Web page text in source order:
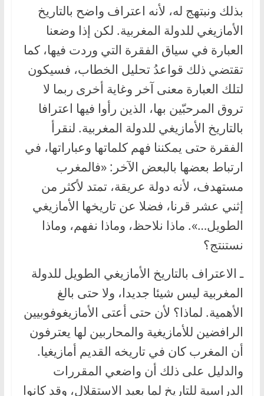
بذلك ونبتهج له، لأنه اعتراف واضح بالتاريخ
الأمازيغي للدولة المغربية. لكن إذا وضعنا
العبارة في سياق الفقرة التي وردت فيها، كما
تقتضي ذلك قواعدُ تحليل الخطاب، فسيكون
لتلك العبارة معنى آخر وغاية أخرى ربما لا
تروق المرحبّين بها، الذين رأوا فيها اعترافا
بالتاريخ الأمازيغي للدولة المغربية. لنقرأ
الفقرة حتى يمكننا فهم كلماتها وعباراتها، في
ارتباط بعضها بالبعض الآخر: «فالمغرب
مستهدف، لأنه دولة عريقة، تمتد لأكثر من
إثني عشر قرنا، فضلا عن تاريخها الأمازيغي
الطويل…». ماذا نلاحظ، وماذا نفهم، وماذا
نستنتج؟
ـ الاعتراف بالتاريخ الأمازيغي الطويل للدولة
المغربية ليس شيئا جديدا، ولا حتى بالغ
الأهمية. لماذا؟ لأن حتى أعتى الأمازيغوفوبيين
الرافضين للأمازيغية والمحاربين لها يعترفون
أن المغرب كان في تاريخه القديم أمازيغيا.
والدليل على ذلك أن واضعي المقررات
الدراسية للتاريخ لما بعيد الاستقلال، وقد كانوا